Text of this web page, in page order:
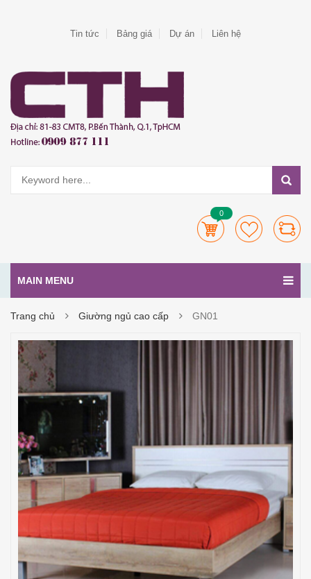
Tin tức Bảng giá Dự án Liên hệ
0
MAIN MENU
Trang chủ Giường ngủ cao cấp GN01